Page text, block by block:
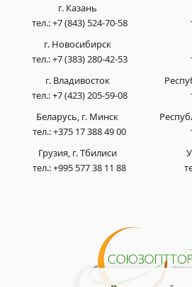
г. Казань
тел.:+7 (843) 524-70-58
г. Новосибирск
тел.:+7 (383) 280-42-53
г. Владивосток
тел.:+7 (423) 205-59-08
Беларусь, г. Минск
тел.:+375 17 388 49 00
Грузия, г. Тбилиси
тел.:+995 577 38 11 88